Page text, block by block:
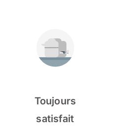
Toujours
satisfait